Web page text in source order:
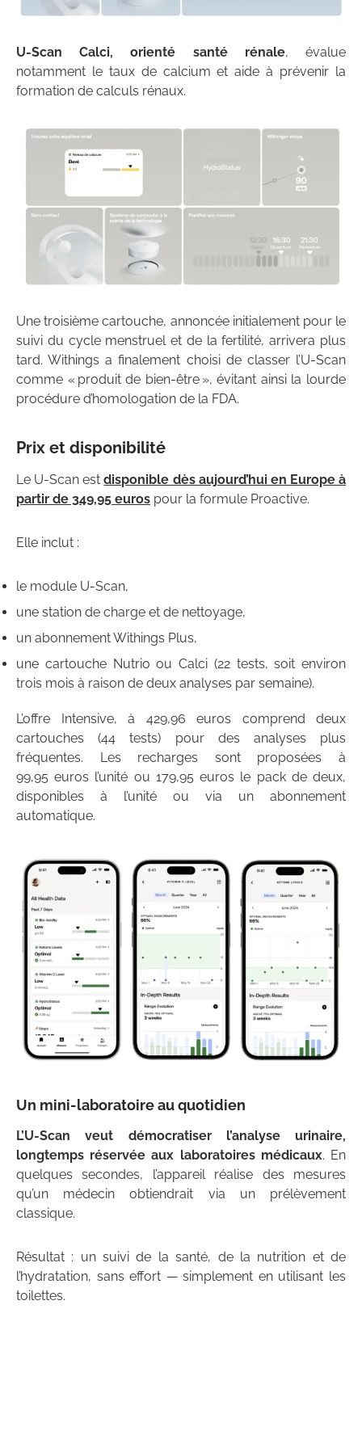
U-Scan Calci, orienté santé rénale, évalue
notamment le taux de calcium et aide à prévenir la
formation de calculs rénaux.
Une troisième cartouche, annoncée initialement pour le
suivi du cycle menstruel et de la fertilité, arrivera plus
tard. Withings a finalement choisi de classer l’U-Scan
comme « produit de bien-être », évitant ainsi la lourde
procédure d’homologation de la FDA.
Prix et disponibilité
Le U-Scan estdisponible dès aujourd’hui en Europe à
partir de 349,95 euros pour la formule Proactive.
Elle inclut :
le module U-Scan,
une station de charge et de nettoyage,
un abonnement Withings Plus,
une cartouche Nutrio ou Calci (22 tests, soit environ
trois mois à raison de deux analyses par semaine).
L’offre Intensive, à 429,96 euros comprend deux
cartouches (44 tests) pour des analyses plus
fréquentes. Les recharges sont proposées à
99,95 euros l’unité ou 179,95 euros le pack de deux,
disponibles à l’unité ou via un abonnement
automatique.
Un mini-laboratoire au quotidien
L’U-Scan veut démocratiser l’analyse urinaire,
longtemps réservée aux laboratoires médicaux. En
quelques secondes, l’appareil réalise des mesures
qu’un médecin obtiendrait via un prélèvement
classique.
Résultat : un suivi de la santé, de la nutrition et de
l’hydratation, sans effort — simplement en utilisant les
toilettes.